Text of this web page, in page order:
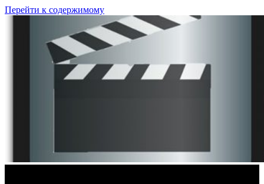
Перейти к содержимому